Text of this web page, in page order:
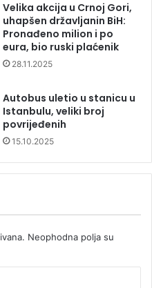
Velika akcija u Crnoj Gori,
uhapšen državljanin BiH:
Pronađeno milion i po
eura, bio ruski plaćenik
28.11.2025
Autobus uletio u stanicu u
Istanbulu, veliki broj
povrijeđenih
15.10.2025
Neophodna polja su